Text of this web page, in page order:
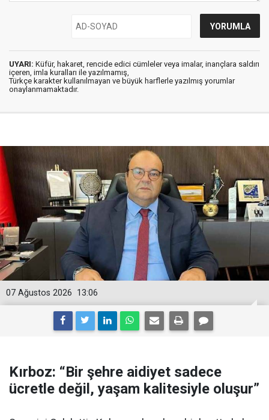
UYARI: Küfür, hakaret, rencide edici cümleler veya imalar, inançlara saldırı
içeren, imla kuralları ile yazılmamış,
Türkçe karakter kullanılmayan ve büyük harflerle yazılmış yorumlar
onaylanmamaktadır.
13:06
07 Ağustos 2026
Kırboz: “Bir şehre aidiyet sadece
ücretle değil, yaşam kalitesiyle oluşur”